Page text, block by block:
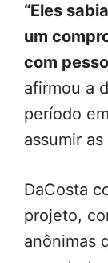
“Eles
um
com
afirmou a
período
assumir
DaCosta
projeto,
anônimas